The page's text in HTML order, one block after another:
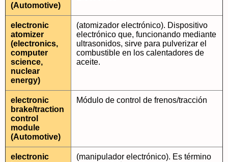
(Automotive)
electronic
atomizer
(electronics,
computer
science,
nuclear
energy)
(atomizador electrónico). Dispositivo
electrónico que, funcionando mediante
ultrasonidos, sirve para pulverizar el
combustible en los calentadores de
aceite.
electronic
brake/traction
control
module
(Automotive)
Módulo de control de frenos/tracción
electronic
(manipulador electrónico). Es término